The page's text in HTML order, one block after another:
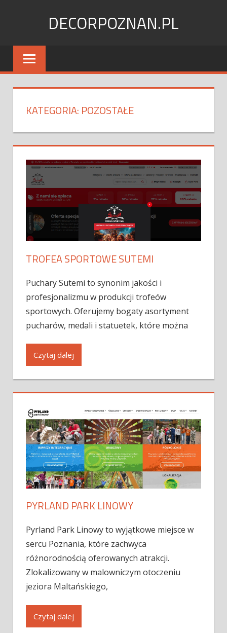
DECORPOZNAN.PL
KATEGORIA: POZOSTAŁE
TROFEA SPORTOWE SUTEMI
Puchary Sutemi to synonim jakości i
profesjonalizmu w produkcji trofeów
sportowych. Oferujemy bogaty asortyment
pucharów, medali i statuetek, które można
Czytaj dalej
PYRLAND PARK LINOWY
Pyrland Park Linowy to wyjątkowe miejsce w
sercu Poznania, które zachwyca
różnorodnością oferowanych atrakcji.
Zlokalizowany w malowniczym otoczeniu
jeziora Maltańskiego,
Czytaj dalej